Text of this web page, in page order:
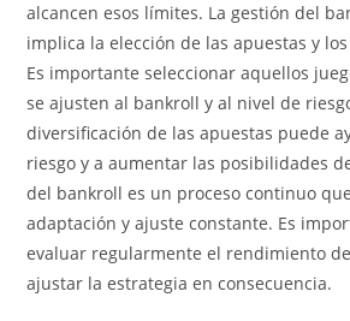
alcancen esos límites. La gestión del
implica la elección de las apuestas y
Es importante seleccionar aquellos
se ajusten al bankroll y al nivel de
diversificación de las apuestas puede
riesgo y a aumentar las posibilidades
del bankroll es un proceso continuo
adaptación y ajuste constante. Es
evaluar regularmente el rendimiento
ajustar la estrategia en consecuencia.